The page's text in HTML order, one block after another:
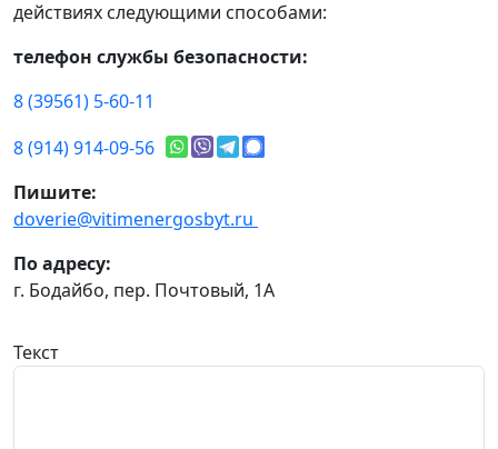
действиях следующими способами:
телефон службы безопасности:
8 (39561) 5-60-11
8 (914) 914-09-56
Пишите:
doverie@vitimenergosbyt.ru
По адресу:
г. Бодайбо, пер. Почтовый, 1А
Текст